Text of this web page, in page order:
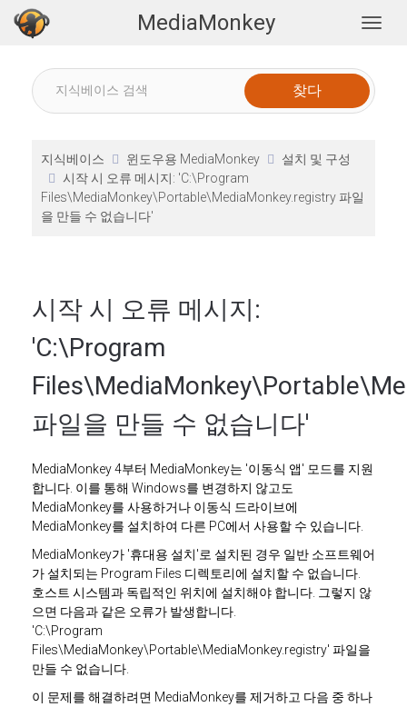
MediaMonkey
지식베이스 윈도우용 MediaMonkey
설치 및 구성
시작 시 오류 메시지: 'C:\Program
Files\MediaMonkey\Portable\MediaMonkey.registry 파일
을 만들 수 없습니다'
시작 시 오류 메시지:
'C:\Program
파일을 만들 수 없습니다'
MediaMonkey 4부터 MediaMonkey는 '이동식 앱' 모드를 지원
합니다. 이를 통해 Windows를 변경하지 않고도
MediaMonkey를 사용하거나 이동식 드라이브에
MediaMonkey를 설치하여 다른 PC에서 사용할 수 있습니다.
MediaMonkey가 '휴대용 설치'로 설치된 경우 일반 소프트웨어
가 설치되는 Program Files 디렉토리에 설치할 수 없습니다.
호스트 시스템과 독립적인 위치에 설치해야 합니다. 그렇지 않
으면 다음과 같은 오류가 발생합니다.
'C:\Program
Files\MediaMonkey\Portable\MediaMonkey.registry' 파일을
만들 수 없습니다.
이 문제를 해결하려면 MediaMonkey를 제거하고 다음 중 하나